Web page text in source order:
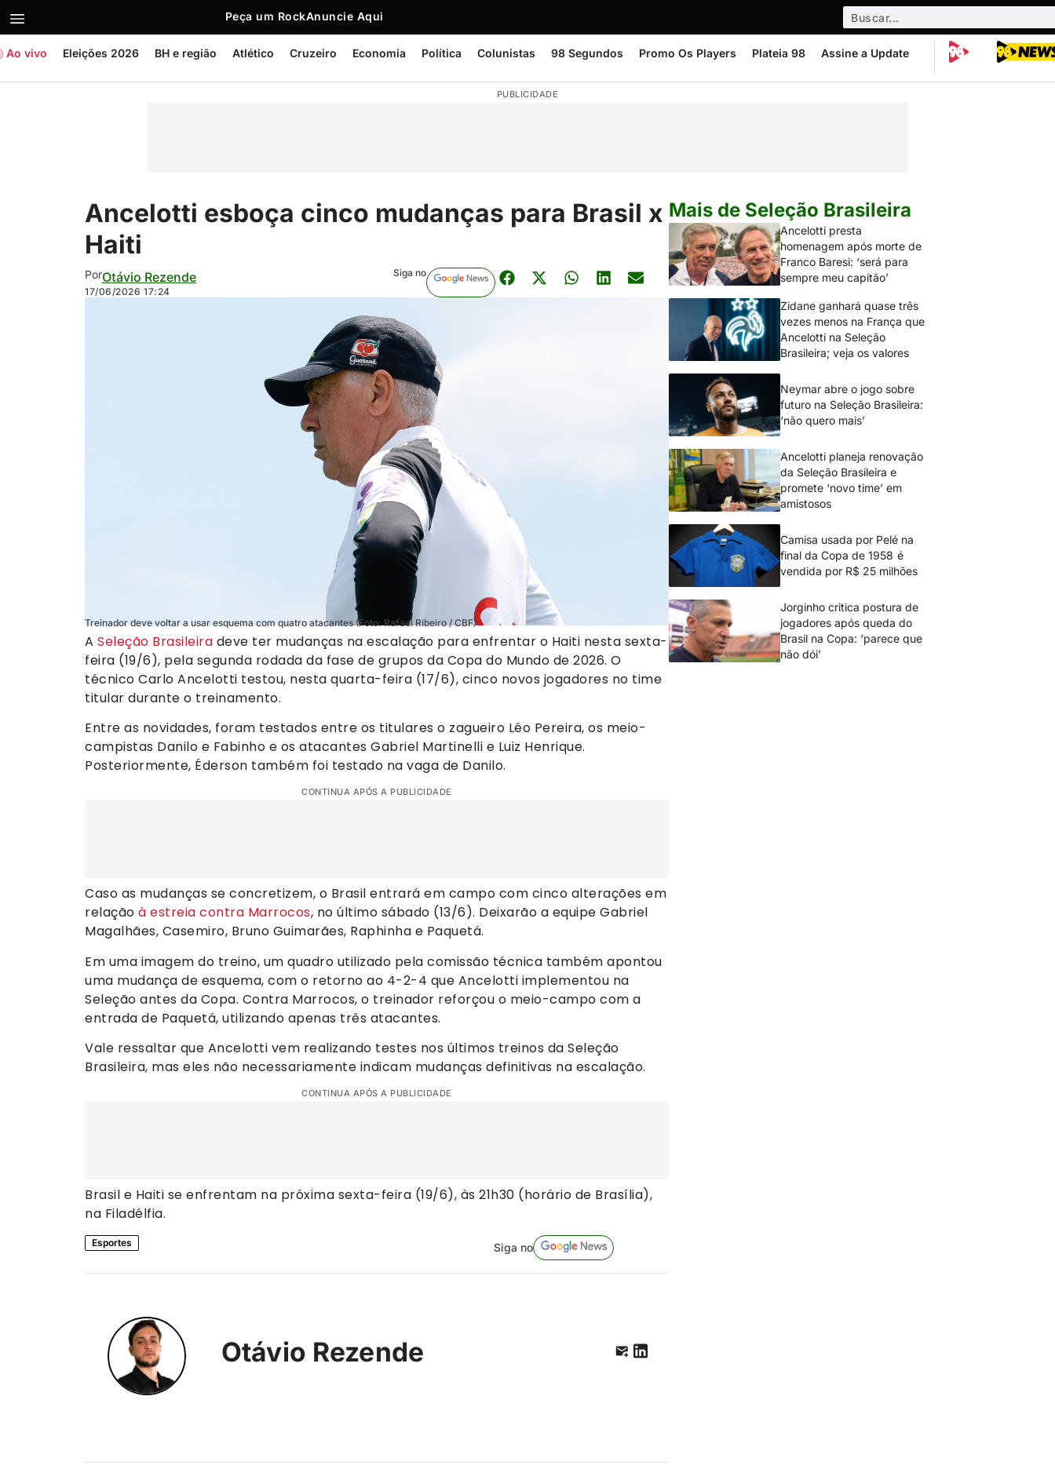
Peça um RockAnuncie Aqui
Ao vivo Eleições 2026 BH e região Atlético Cruzeiro Economia Política Colunistas 98 Segundos Promo Os Players Plateia 98 Assine a Update
PUBLICIDADE
Ancelotti esboça cinco mudanças para Brasil x
Haiti
PorOtávio Rezende
17/06/2026 17:24
Siga no
Treinador deve voltar a usar esquema com quatro atacantes (Foto: Rafael Ribeiro / CBF)
A Seleção Brasileira deve ter mudanças na escalação para enfrentar o Haiti nesta sexta-
feira (19/6), pela segunda rodada da fase de grupos da Copa do Mundo de 2026. O
técnico Carlo Ancelotti testou, nesta quarta-feira (17/6), cinco novos jogadores no time
titular durante o treinamento.
Entre as novidades, foram testados entre os titulares o zagueiro Léo Pereira, os meio-
campistas Danilo e Fabinho e os atacantes Gabriel Martinelli e Luiz Henrique.
Posteriormente, Éderson também foi testado na vaga de Danilo.
CONTINUA APÓS A PUBLICIDADE
Caso as mudanças se concretizem, o Brasil entrará em campo com cinco alterações em
relação à estreia contra Marrocos, no último sábado (13/6). Deixarão a equipe Gabriel
Magalhães, Casemiro, Bruno Guimarães, Raphinha e Paquetá.
Em uma imagem do treino, um quadro utilizado pela comissão técnica também apontou
uma mudança de esquema, com o retorno ao 4-2-4 que Ancelotti implementou na
Seleção antes da Copa. Contra Marrocos, o treinador reforçou o meio-campo com a
entrada de Paquetá, utilizando apenas três atacantes.
Vale ressaltar que Ancelotti vem realizando testes nos últimos treinos da Seleção
Brasileira, mas eles não necessariamente indicam mudanças definitivas na escalação.
CONTINUA APÓS A PUBLICIDADE
Brasil e Haiti se enfrentam na próxima sexta-feira (19/6), às 21h30 (horário de Brasília),
na Filadélfia.
Esportes Siga no
Otávio Rezende
Mais de Seleção Brasileira
Ancelotti presta
homenagem após morte de
Franco Baresi: ‘será para
sempre meu capitão’
Zidane ganhará quase três
vezes menos na França que
Ancelotti na Seleção
Brasileira; veja os valores
Neymar abre o jogo sobre
futuro na Seleção Brasileira:
‘não quero mais’
Ancelotti planeja renovação
da Seleção Brasileira e
promete ‘novo time’ em
amistosos
Camisa usada por Pelé na
final da Copa de 1958 é
vendida por R$ 25 milhões
Jorginho critica postura de
jogadores após queda do
Brasil na Copa: ‘parece que
não dói’